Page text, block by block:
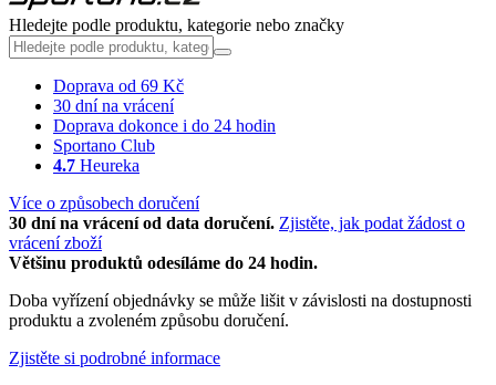
Hledejte podle produktu, kategorie nebo značky
Doprava od 69 Kč
30 dní na vrácení
Doprava dokonce i do 24 hodin
Sportano Club
4.7 Heureka
Více o způsobech doručení
30 dní na vrácení od data doručení. Zjistěte, jak podat žádost o
vrácení zboží
Většinu produktů odesíláme do 24 hodin.
Doba vyřízení objednávky se může lišit v závislosti na dostupnosti
produktu a zvoleném způsobu doručení.
Zjistěte si podrobné informace